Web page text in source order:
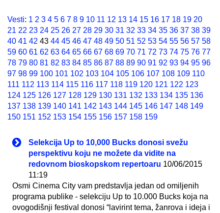
Vesti: 1 2 3 4 5 6 7 8 9 10 11 12 13 14 15 16 17 18 19 20
21 22 23 24 25 26 27 28 29 30 31 32 33 34 35 36 37 38 39
40 41 42 43 44 45 46 47 48 49 50 51 52 53 54 55 56 57 58
59 60 61 62 63 64 65 66 67 68 69 70 71 72 73 74 75 76 77
78 79 80 81 82 83 84 85 86 87 88 89 90 91 92 93 94 95 96
97 98 99 100 101 102 103 104 105 106 107 108 109 110
111 112 113 114 115 116 117 118 119 120 121 122 123
124 125 126 127 128 129 130 131 132 133 134 135 136
137 138 139 140 141 142 143 144 145 146 147 148 149
150 151 152 153 154 155 156 157 158 159
Selekcija Up to 10,000 Bucks donosi svežu
perspektivu koju ne možete da vidite na
redovnom bioskopskom repertoaru 10/06/2015
11:19
Osmi Cinema City vam predstavlja jedan od omiljenih
programa publike - selekciju Up to 10.000 Bucks koja na
ovogodišnji festival donosi “lavirint tema, žanrova i ideja i